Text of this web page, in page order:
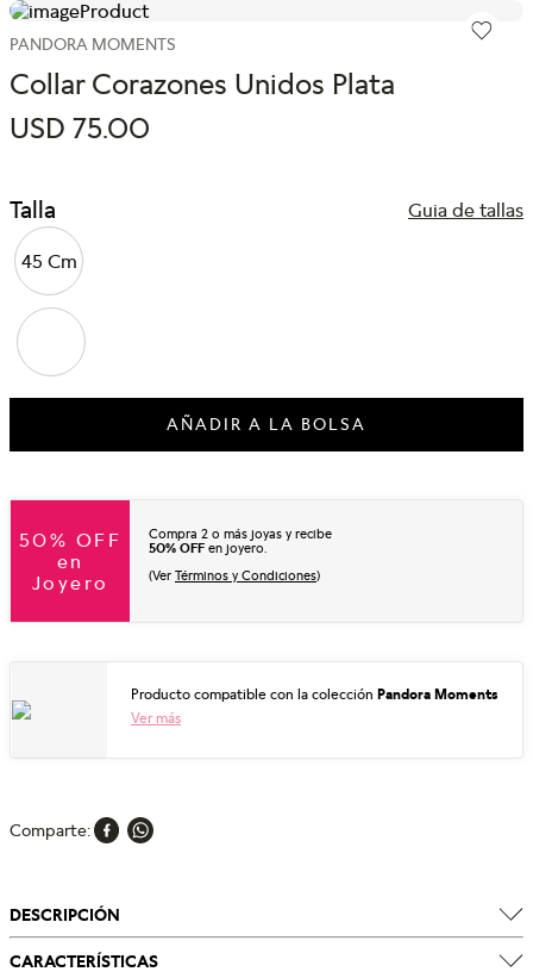
PANDORA MOMENTS
Collar Corazones Unidos Plata
USD 75.00
Talla Guia de tallas
45 Cm
AÑADIR A LA BOLSA
50% OFF
en
Joyero
Compra 2 o más joyas y recibe
50% OFF en joyero.
(Ver Términos y Condiciones)
Producto compatible con la colección Pandora Moments
Ver más
Comparte
DESCRIPCIÓN
CARACTERÍSTICAS